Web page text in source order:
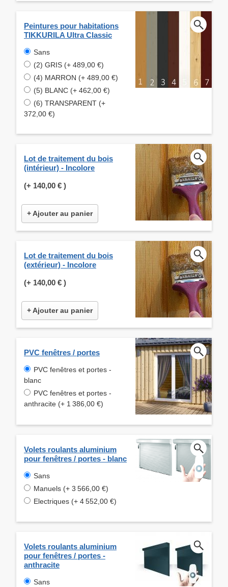
Peintures pour habitations
TIKKURILA Ultra Classic
Sans
(2) GRIS (+ 489,00 €)
(4) MARRON (+ 489,00 €)
(5) BLANC (+ 462,00 €)
(6) TRANSPARENT (+
372,00 €)
Lot de traitement du bois
(intérieur) - Incolore
(+ 140,00 € )
+ Ajouter au panier
Lot de traitement du bois
(extérieur) - Incolore
(+ 140,00 € )
+ Ajouter au panier
PVC fenêtres / portes
PVC fenêtres et portes -
blanc
PVC fenêtres et portes -
anthracite (+ 1 386,00 €)
Volets roulants aluminium
pour fenêtres / portes - blanc
Sans
Manuels (+ 3 566,00 €)
Electriques (+ 4 552,00 €)
Volets roulants aluminium
pour fenêtres / portes -
anthracite
Sans